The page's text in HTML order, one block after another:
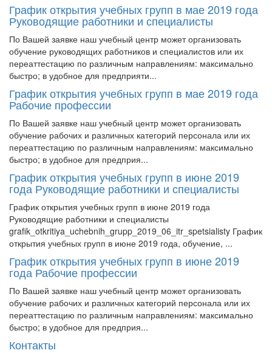
График открытия учебных групп в мае 2019 года
Руководящие работники и специалисты
По Вашей заявке наш учебный центр может организовать
обучение руководящих работников и специалистов или их
переаттестацию по различным направлениям: максимально
быстро; в удобное для предприяти...
График открытия учебных групп в мае 2019 года
Рабочие профессии
По Вашей заявке наш учебный центр может организовать
обучение рабочих и различных категорий персонала или их
переаттестацию по различным направлениям: максимально
быстро; в удобное для предприя...
График открытия учебных групп в июне 2019
года Руководящие работники и специалисты
График открытия учебных групп в июне 2019 года
Руководящие работники и специалисты
grafik_otkritiya_uchebnih_grupp_2019_06_itr_spetsialisty График
открытия учебных групп в июне 2019 года, обучение, ...
График открытия учебных групп в июне 2019
года Рабочие профессии
По Вашей заявке наш учебный центр может организовать
обучение рабочих и различных категорий персонала или их
переаттестацию по различным направлениям: максимально
быстро; в удобное для предприя...
Контакты